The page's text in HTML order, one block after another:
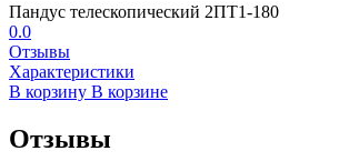
Пандус телескопический 2ПТ1-180
0.0
Отзывы
Характеристики
В корзину В корзине
Отзывы